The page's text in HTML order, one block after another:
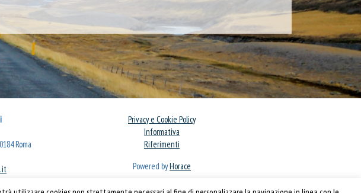
Roma
Privacy e Cookie Policy
Informativa
Riferimenti
Powered byHorace